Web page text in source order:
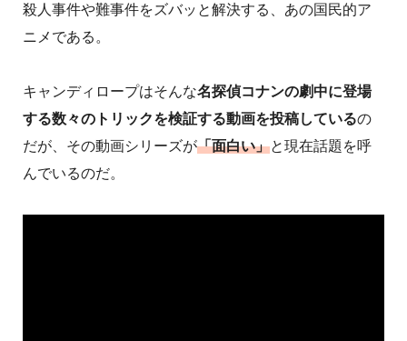
殺人事件や難事件をズバッと解決する、あの国民的ア
ニメである。
キャンディロープはそんな名探偵コナンの劇中に登場
する数々のトリックを検証する動画を投稿しているの
だが、その動画シリーズが「面白い」と現在話題を呼
んでいるのだ。